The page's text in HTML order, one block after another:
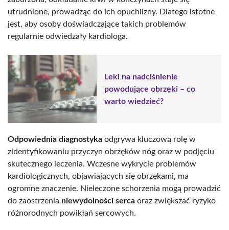
utrudnione, prowadząc do ich opuchlizny. Dlatego istotne
jest, aby osoby doświadczające takich problemów
regularnie odwiedzały kardiologa.
Leki na nadciśnienie
powodujące obrzęki – co
warto wiedzieć?
Odpowiednia diagnostyka odgrywa kluczową rolę w
zidentyfikowaniu przyczyn obrzęków nóg oraz w podjęciu
skutecznego leczenia. Wczesne wykrycie problemów
kardiologicznych, objawiających się obrzękami, ma
ogromne znaczenie. Nieleczone schorzenia mogą prowadzić
do zaostrzenia niewydolności serca oraz zwiększać ryzyko
różnorodnych powikłań sercowych.